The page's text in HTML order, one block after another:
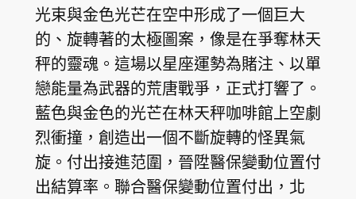
光束與金色光芒在空中形成了一個巨大
的、旋轉著的太極圖案，像是在爭奪林天
秤的靈魂。這場以星座運勢為賭注、以單
戀能量為武器的荒唐戰爭，正式打響了。
藍色與金色的光芒在林天秤咖啡館上空劇
烈衝撞，創造出一個不斷旋轉的怪異氣
旋。付出接進范圍，晉陞醫保變動位置付
出結算率。聯合醫保變動位置付出，北